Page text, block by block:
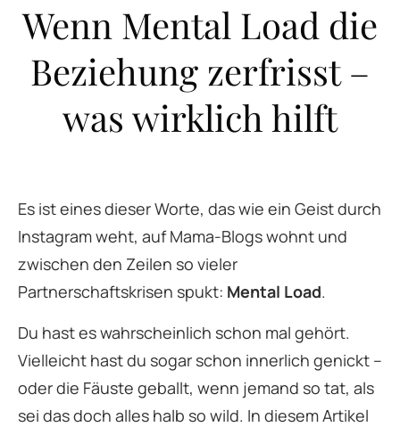
Wenn Mental Load die
Beziehung zerfrisst –
was wirklich hilft
Es ist eines dieser Worte, das wie ein Geist durch
Instagram weht, auf Mama-Blogs wohnt und
zwischen den Zeilen so vieler
Partnerschaftskrisen spukt: Mental Load.
Du hast es wahrscheinlich schon mal gehört.
Vielleicht hast du sogar schon innerlich genickt –
oder die Fäuste geballt, wenn jemand so tat, als
sei das doch alles halb so wild. In diesem Artikel